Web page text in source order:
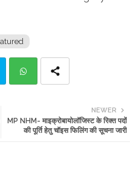
ats
NEWER
MP NHM- माइक्रोबायोलॉजिस्ट के रिक्त पदों
की पूर्ति हेतु चॉइस फिलिंग की सूचना जारी